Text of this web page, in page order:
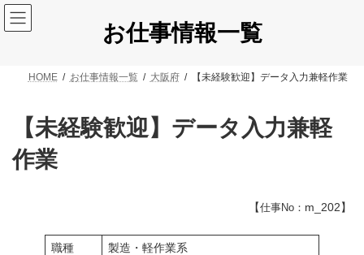
コ
ン
テ
ナ
ビ
ゲ
お仕事情報一覧
HOME お仕事情報一覧 大阪府 【未経験歓迎】データ入力兼軽作業
【未経験歓迎】データ入力兼軽
作業
【仕事No： m_202】
職種 製造・軽作業系